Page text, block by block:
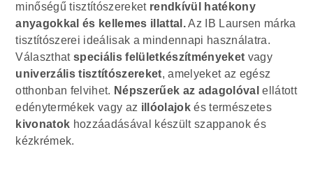
minőségű tisztítószereket rendkívül hatékony
anyagokkal és kellemes illattal.Az IB Laursen márka
tisztítószerei ideálisak a mindennapi használatra.
Választhat speciális felületkészítményeket vagy
univerzális tisztítószereket, amelyeket az egész
otthonban felvihet. Népszerűek az adagolóval ellátott
edénytermékek vagy az illóolajokés természetes
kivonatok hozzáadásával készült szappanok és
kézkrémek.